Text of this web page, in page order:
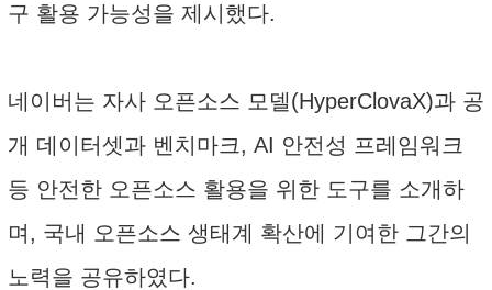
구 활용 가능성을 제시했다.
네이버는 자사 오픈소스 모델(HyperClovaX)과 공
개 데이터셋과 벤치마크, AI 안전성 프레임워크
등 안전한 오픈소스 활용을 위한 도구를 소개하
며, 국내 오픈소스 생태계 확산에 기여한 그간의
노력을 공유하였다.